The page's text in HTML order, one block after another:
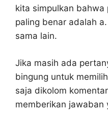
kita simpulkan bahwa
paling benar adalah
sama lain.
Jika masih ada
bingung untuk
saja dikolom
memberikan jawaban